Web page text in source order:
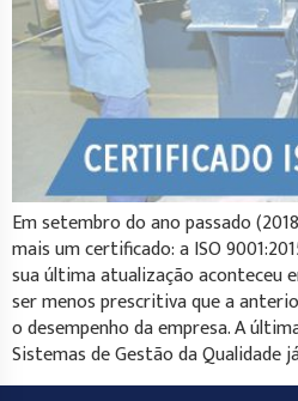
Em setembro do ano passado
mais um certificado: a ISO
sua última atualização aconteceu
ser menos prescritiva que a
o desempenho da empresa. A
Sistemas de Gestão da Qualidade